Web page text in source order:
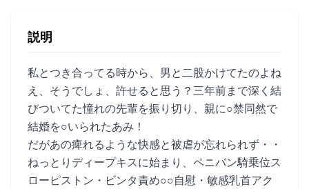
説明
私とつき合ってる時から、男と二股かけてたのよね
え、そうでしょ、許せると思う？三年前まで深く結
びついてた憧れの先輩を振り切り、親に○禁同然で
結婚を○いられたあみ！
だがあの痺れるような快感と被虐が忘れられず・・
ねっとりディープキスに始まり、ペニバン騎乗位ス
ローピストン・ビンタ責め○○自慰・敏感乳首アク